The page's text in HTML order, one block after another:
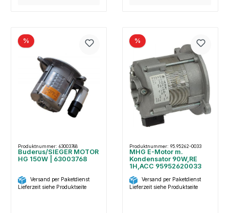
%
Produktnummer: 63003768
Buderus/SIEGER MOTOR
HG 150W | 63003768
Versand per Paketdienst
Lieferzeit siehe Produktseite
%
Produktnummer: 95.95262-0033
MHG E-Motor m.
Kondensator 90W,RE
1H,ACC 95952620033
Versand per Paketdienst
Lieferzeit siehe Produktseite